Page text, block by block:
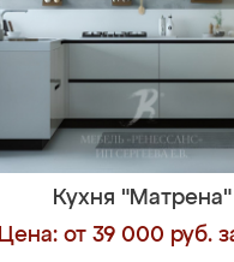
Кухня "Матрена"
Цена: от 39 000 руб.